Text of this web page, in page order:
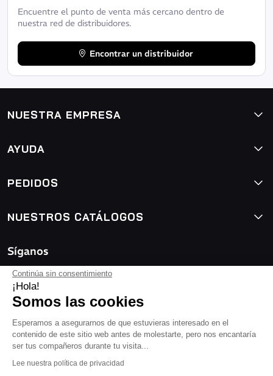
Continúa sin consentimiento
¡Hola!
Somos las cookies
Esperamos a asegurarnos de que estuvieras interesado en el
contenido de este sitio web antes de molestarte, pero nos encantaría
ser tus compañeros durante tu visita...
Lee nuestra política de privacidad
Encuentre el punto de venta más cercano dentro de
nuestra red de distribuidores.
Encontrar un distribuidor
NUESTRA EMPRESA
AYUDA
PEDIDOS
NUESTROS CATÁLOGOS
Síganos